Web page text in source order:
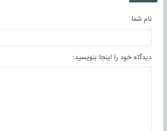
نام شما
دیدگاه خود را اینجا بنویسید: